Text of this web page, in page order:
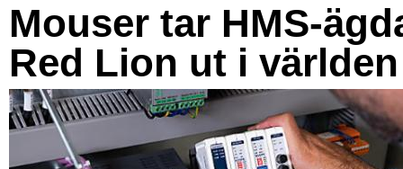
Mouser tar HMS-
Red Lion ut i världen